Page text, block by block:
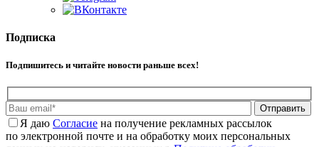
Подписка
Подпишитесь и читайте новости раньше всех!
Отправить
Я даю Cогласие на получение рекламных рассылок
по электронной почте и на обработку моих персональных